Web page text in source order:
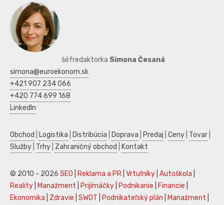
šéfredaktorka Simona Česaná
simona@euroekonom.sk
+421 907 234 066
+420 774 699 168
LinkedIn
Obchod Logistika Distribúcia Doprava Predaj Ceny Tovar
Služby Trhy Zahraničný obchod Kontakt
© 2010 - 2026 SEO Reklama a PR Vrtuľníky Autoškola
Reality
Manažment Prijímáčky Podnikanie Financie
Ekonomika
Zdravie SWOT Podnikateľský plán Manažment